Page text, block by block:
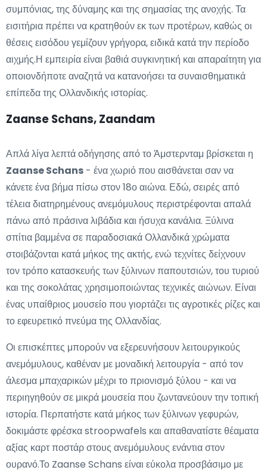
συμπόνιας, της δύναμης και της σημασίας της ανοχής. Τα
εισιτήρια πρέπει να κρατηθούν εκ των προτέρων, καθώς οι
θέσεις εισόδου γεμίζουν γρήγορα, ειδικά κατά την περίοδο
αιχμής.Η εμπειρία είναι βαθιά συγκινητική και απαραίτητη για
οποιονδήποτε αναζητά να κατανοήσει τα συναισθηματικά
επίπεδα της Ολλανδικής ιστορίας.
Zaanse Schans, Zaandam
Απλά λίγα λεπτά οδήγησης από το Άμστερνταμ βρίσκεται η
Zaanse Schans - ένα χωριό που αισθάνεται σαν να
κάνετε ένα βήμα πίσω στον 18ο αιώνα. Εδώ, σειρές από
τέλεια διατηρημένους ανεμόμυλους περιστρέφονται απαλά
πάνω από πράσινα λιβάδια και ήσυχα κανάλια. Ξύλινα
σπίτια βαμμένα σε παραδοσιακά Ολλανδικά χρώματα
στοιβάζονται κατά μήκος της ακτής, ενώ τεχνίτες δείχνουν
τον τρόπο κατασκευής των ξύλινων παπουτσιών, του τυριού
και της σοκολάτας χρησιμοποιώντας τεχνικές αιώνων. Είναι
ένας υπαίθριος μουσείο που γιορτάζει τις αγροτικές ρίζες και
το εφευρετικό πνεύμα της Ολλανδίας.
Οι επισκέπτες μπορούν να εξερευνήσουν λειτουργικούς
ανεμόμυλους, καθέναν με μοναδική λειτουργία - από τον
άλεσμα μπαχαρικών μέχρι το πριονισμό ξύλου - και να
περιηγηθούν σε μικρά μουσεία που ζωντανεύουν την τοπική
ιστορία. Περπατήστε κατά μήκος των ξύλινων γεφυρών,
δοκιμάστε φρέσκα stroopwafels και απαθανατίστε θέαματα
αξίας καρτ ποστάρ στους ανεμόμυλους ενάντια στον
ουρανό.Το Zaanse Schans είναι εύκολα προσβάσιμο με